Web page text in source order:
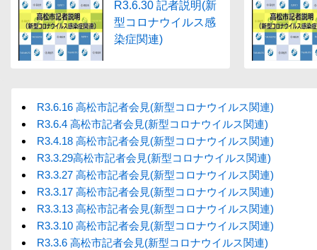
R3.6.30 記者説明(新
型コロナウイルス感
染症関連)
R3.6.16 高松市記者会見(新型コロナウイルス関連)
R3.6.4 高松市記者会見(新型コロナウイルス関連)
R3.4.18 高松市記者会見(新型コロナウイルス関連)
R3.3.29高松市記者会見(新型コロナウイルス関連)
R3.3.27 高松市記者会見(新型コロナウイルス関連)
R3.3.17 高松市記者会見(新型コロナウイルス関連)
R3.3.13 高松市記者会見(新型コロナウイルス関連)
R3.3.10 高松市記者会見(新型コロナウイルス関連)
R3.3.6 高松市記者会見(新型コロナウイルス関連)